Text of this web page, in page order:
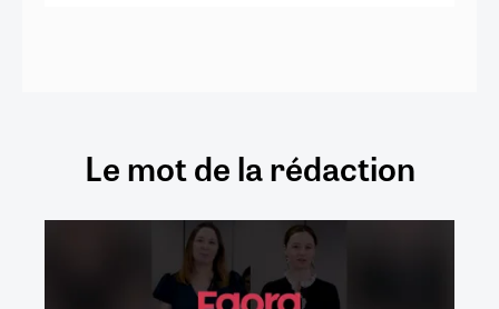
Le mot de la rédaction